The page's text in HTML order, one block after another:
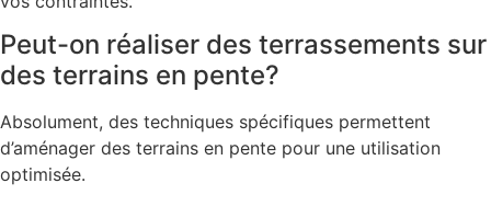
Peut-on réaliser des terrassements sur
des terrains en pente?
Absolument, des techniques spécifiques permettent
d’aménager des terrains en pente pour une utilisation
optimisée.